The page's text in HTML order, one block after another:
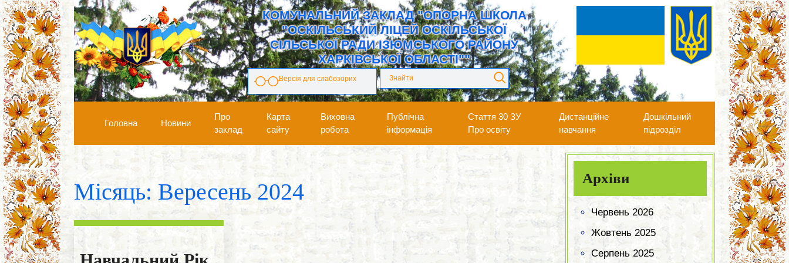
КОМУНАЛЬНИЙ ЗАКЛАД "ОПОРНА ШКОЛА
"ОСКІЛЬСЬКИЙ ЛІЦЕЙ ОСКІЛЬСЬКОЇ
СІЛЬСЬКОЇ РАДИ ІЗЮМСЬКОГО РАЙОНУ
ХАРКІВСЬКОЇ ОБЛАСТІ""
Версія для слабозорих
Головна Новини
Про
заклад
Карта
сайту
Виховна
робота
Публічна
інформація
Стаття 30 ЗУ
Про освіту
Дистанційне
навчання
Дошкільний
підрозділ
Місяць:Вересень 2024
Архіви
Червень 2026
Жовтень 2025
Серпень 2025